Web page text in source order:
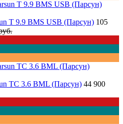
T 9.9 BMS USB (Парсун) 105
TC 3.6 BML (Парсун) 44 900